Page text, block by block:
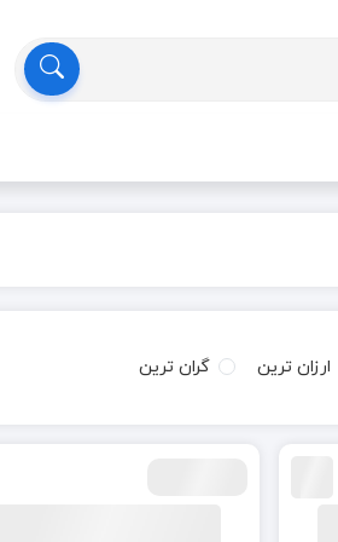
ارزان ترین گران ترین